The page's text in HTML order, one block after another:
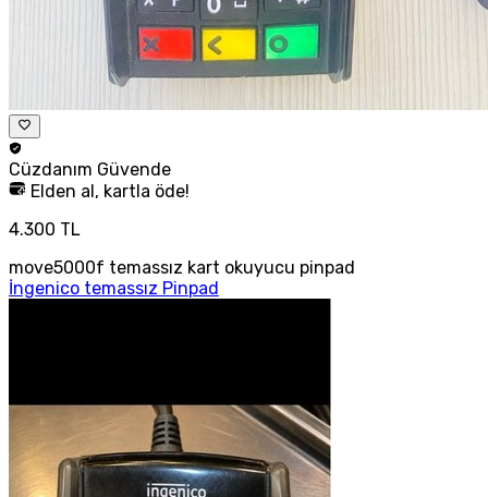
Cüzdanım Güvende
Elden al, kartla öde!
4.300 TL
move5000f temassız kart okuyucu pinpad
İngenico temassız Pinpad